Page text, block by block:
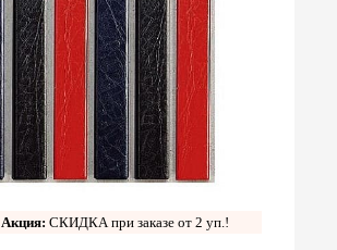
Акция: СКИДКА при заказе от 2 уп.!